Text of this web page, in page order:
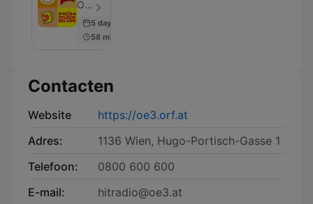
mirORF Hitradio Ö3 - Aflevering 6
5 days ago
58 min
Contacten
Website
https://oe3.orf.at
Adres:
1136 Wien, Hugo-Portisch-Gasse 1
Telefoon:
0800 600 600
E-mail:
hitradio@oe3.at